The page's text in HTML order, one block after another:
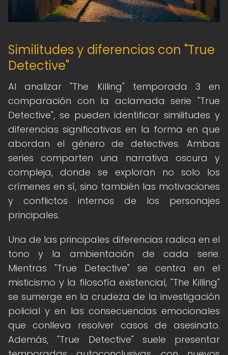
Similitudes y diferencias con "True
Detective"
Al analizar "The Killing" temporada 3 en
comparación con la aclamada serie "True
Detective", se pueden identificar similitudes y
diferencias significativas en la forma en que
abordan el género de detectives. Ambas
series comparten una narrativa oscura y
compleja, donde se exploran no solo los
crímenes en sí, sino también las motivaciones
y conflictos internos de los personajes
principales.
Una de las principales diferencias radica en el
tono y la ambientación de cada serie.
Mientras "True Detective" se centra en el
misticismo y la filosofía existencial, "The Killing"
se sumerge en la crudeza de la investigación
policial y en las consecuencias emocionales
que conlleva resolver casos de asesinato.
Además, "True Detective" suele presentar